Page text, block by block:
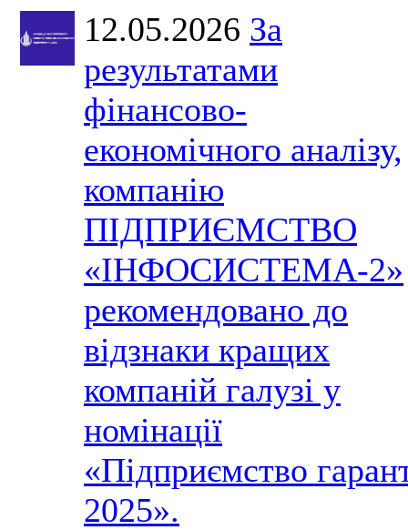
12.05.2026 За
результатами
фінансово-
економічного аналізу,
компанію
ПІДПРИЄМСТВО
«ІНФОСИСТЕМА-2»
рекомендовано до
відзнаки кращих
компаній галузі у
номінації
«Підприємство
2025».